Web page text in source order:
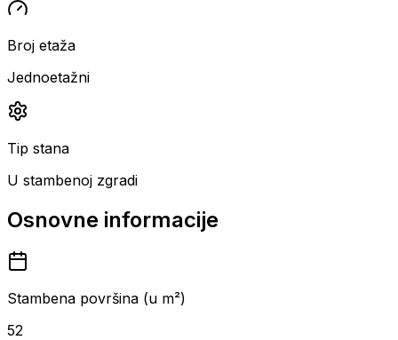
Broj etaža
Jednoetažni
Tip stana
U stambenoj zgradi
Osnovne informacije
Stambena površina (u m²)
52